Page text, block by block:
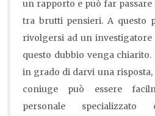
un rapporto e può far
tra brutti pensieri. A questo
rivolgersi ad un
questo dubbio venga chiarito.
in grado di darvi una
coniuge può essere
personale